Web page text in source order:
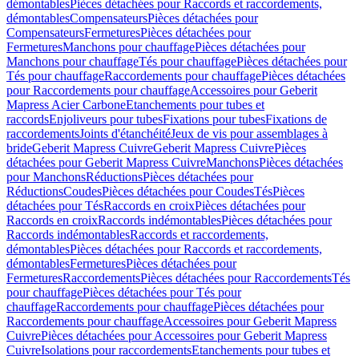
démontablesPièces détachées pour Raccords et raccordements,
démontablesCompensateursPièces détachées pour
CompensateursFermeturesPièces détachées pour
FermeturesManchons pour chauffagePièces détachées pour
Manchons pour chauffageTés pour chauffagePièces détachées pour
Tés pour chauffageRaccordements pour chauffagePièces détachées
pour Raccordements pour chauffageAccessoires pour Geberit
Mapress Acier CarboneEtanchements pour tubes et
raccordsEnjoliveurs pour tubesFixations pour tubesFixations de
raccordementsJoints d'étanchéitéJeux de vis pour assemblages à
brideGeberit Mapress CuivreGeberit Mapress CuivrePièces
détachées pour Geberit Mapress CuivreManchonsPièces détachées
pour ManchonsRéductionsPièces détachées pour
RéductionsCoudesPièces détachées pour CoudesTésPièces
détachées pour TésRaccords en croixPièces détachées pour
Raccords en croixRaccords indémontablesPièces détachées pour
Raccords indémontablesRaccords et raccordements,
démontablesPièces détachées pour Raccords et raccordements,
démontablesFermeturesPièces détachées pour
FermeturesRaccordementsPièces détachées pour RaccordementsTés
pour chauffagePièces détachées pour Tés pour
chauffageRaccordements pour chauffagePièces détachées pour
Raccordements pour chauffageAccessoires pour Geberit Mapress
CuivrePièces détachées pour Accessoires pour Geberit Mapress
CuivreIsolations pour raccordementsEtanchements pour tubes et